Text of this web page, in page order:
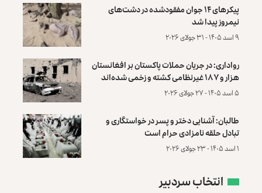
پیکرهای ۱۴ جوان مفقودشده در دشت‌های
نیمروز پیدا شد
۹ اسد ۱۴۰۵ - ۳۱ جولای ۲۰۲۶
رواداری: در جریان حملات پاکستان بر افغانستان
هزار و ۱۸۷ غیرنظامی کشته و زخمی شده‌اند
۵ اسد ۱۴۰۵ - ۲۷ جولای ۲۰۲۶
طالبان: آشنایی دختر و پسر در خواستگاری و
تبادل حلقه نامزادی حرام است
۱ اسد ۱۴۰۵ - ۲۳ جولای ۲۰۲۶
انتخاب سردبیر